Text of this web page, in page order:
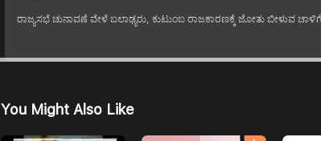
ರಾಜ್ಯಸಭೆ ಚುನಾವಣೆ ವೇಳೆ ಬಲಾಢ್ಯರು, ಕುಟುಂಬ ರಾಜಕಾರಣಕ್ಕೆ ಜೋತು ಬೀಳುವ
You Might Also Like